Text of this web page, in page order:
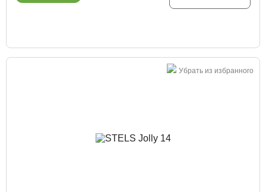
Убрать из избранного